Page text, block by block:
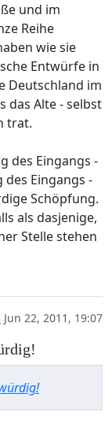
und im
Reihe
wie sie
Entwürfe in
Deutschland im
das Alte - selbst
trat.
des Eingangs -
Eingangs -
Schöpfung.
als dasjenige,
Stelle stehen
Jun 22, 2011, 19:07